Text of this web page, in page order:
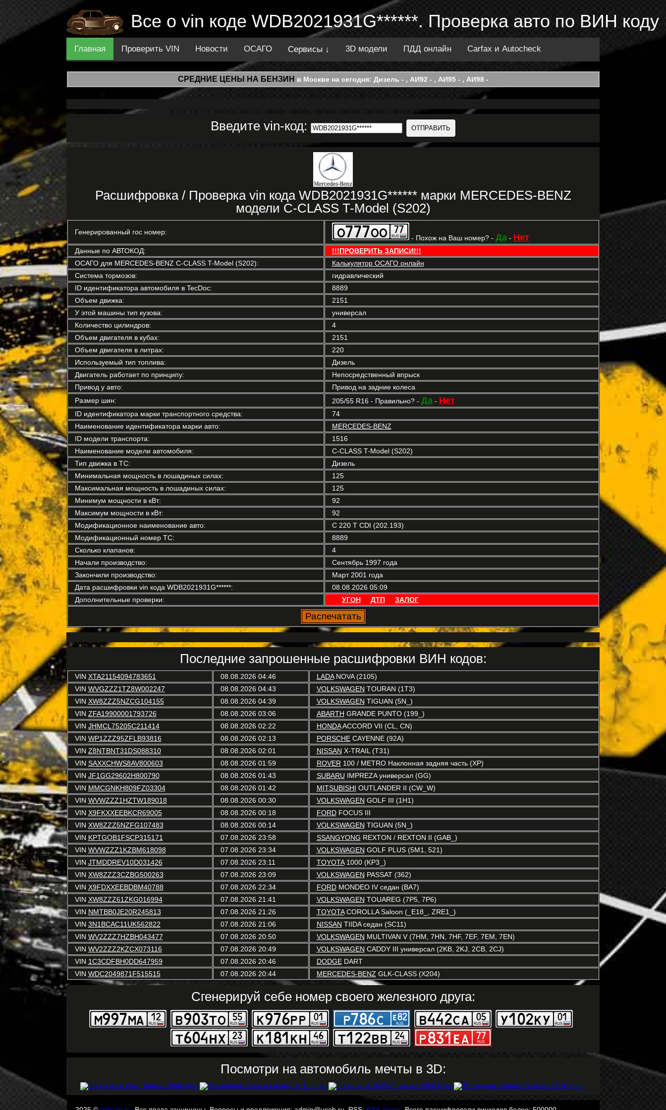
Все о vin коде WDB2021931G******. Проверка авто по ВИН коду
Главная Проверить VIN Новости ОСАГО Сервисы ↓ 3D модели ПДД онлайн Carfax и Autocheck
СРЕДНИЕ ЦЕНЫ НА БЕНЗИН в Москве на сегодня: Дизель - , АИ92 - , АИ95 - , АИ98 -
Введите vin-код:
Расшифровка / Проверка vin кода WDB2021931G****** марки MERCEDES-BENZ
модели C-CLASS T-Model (S202)
Генерированный гос номер:
- Похож на Ваш номер? - Да- Нет
Данные по АВТОКОД:
!!!ПРОВЕРИТЬ ЗАПИСИ!!!
ОСАГО для MERCEDES-BENZ C-CLASS T-Model (S202):
Калькулятор ОСАГО онлайн
Система тормозов:
гидравлический
ID идентификатора автомобиля в TecDoc:
8889
Объем движка:
2151
У этой машины тип кузова:
универсал
Количество цилиндров:
4
Объем двигателя в кубах:
2151
Объем двигателя в литрах:
220
Используемый тип топлива:
Дизель
Двигатель работает по принципу:
Непосредственный впрыск
Привод у авто:
Привод на задние колеса
Размер шин:
205/55 R16 - Правильно? - Да- Нет
ID идентификатора марки транспортного средства:
74
Наименование идентификатора марки авто:
MERCEDES-BENZ
ID модели транспорта:
1516
Наименование модели автомобиля:
C-CLASS T-Model (S202)
Тип движка в ТС:
Дизель
Минимальная мощность в лошадиных силах:
125
Максимальная мощность в лошадиных силах:
125
Минимум мощности в кВт:
92
Максимум мощности в кВт:
92
Модификационное наименование авто:
C 220 T CDI (202.193)
Модификационный номер ТС:
8889
Сколько клапанов:
4
Начали производство:
Сентябрь 1997 года
Закончили производство:
Март 2001 года
Дата расшифровки vin кода WDB2021931G******:
08.08.2026 05:09
Дополнительные проверки:
УГОН ДТП ЗАЛОГ
Последние запрошенные расшифровки ВИН кодов:
VIN XTA21154094783651 08.08.2026 04:46 LADANOVA (2105)
VIN WVGZZZ1TZ8W002247 08.08.2026 04:43 VOLKSWAGEN TOURAN (1T3)
VIN XW8ZZZ5NZCG104155 08.08.2026 04:39 VOLKSWAGEN TIGUAN (5N_)
VIN ZFA19900001793726 08.08.2026 03:06 ABARTH GRANDE PUNTO (199_)
VIN JHMCL75205C211414 08.08.2026 02:22 HONDAACCORD VII (CL, CN)
VIN WP1ZZZ95ZFLB93816 08.08.2026 02:13 PORSCHECAYENNE (92A)
VIN Z8NTBNT31DS088310 08.08.2026 02:01 NISSAN X-TRAIL (T31)
VIN SAXXCHWS8AV800603 08.08.2026 01:59 ROVER100 / METRO Наклонная задняя часть (XP)
VIN JF1GG29602H800790 08.08.2026 01:43 SUBARU IMPREZA универсал (GG)
VIN MMCGNKH809FZ03304 08.08.2026 01:42 MITSUBISHI OUTLANDER II (CW_W)
VIN WVWZZZ1HZTW189018 08.08.2026 00:30 VOLKSWAGEN GOLF III (1H1)
VIN X9FKXXEEBKCR69005 08.08.2026 00:18 FORDFOCUS III
VIN XW8ZZZ5NZFG107483 08.08.2026 00:14 VOLKSWAGEN TIGUAN (5N_)
VIN KPTGOB1FSCP315171 07.08.2026 23:58 SSANGYONG REXTON / REXTON II (GAB_)
VIN WVWZZZ1KZBM618098 07.08.2026 23:34 VOLKSWAGEN GOLF PLUS (5M1, 521)
VIN JTMDDREV10D031426 07.08.2026 23:11 TOYOTA1000 (KP3_)
VIN XW8ZZZ3CZBG500263 07.08.2026 23:09 VOLKSWAGEN PASSAT (362)
VIN X9FDXXEEBDBM40788 07.08.2026 22:34 FORDMONDEO IV седан (BA7)
VIN XW8ZZZ61ZKG016994 07.08.2026 21:41 VOLKSWAGEN TOUAREG (7P5, 7P6)
VIN NMTBB0JE20R245813 07.08.2026 21:26 TOYOTACOROLLA Saloon (_E18_, ZRE1_)
VIN 3N1BCAC11UK562822 07.08.2026 21:06 NISSAN TIIDA седан (SC11)
VIN WV2ZZZ7HZBH043477 07.08.2026 20:50 VOLKSWAGEN MULTIVAN V (7HM, 7HN, 7HF, 7EF, 7EM, 7EN)
VIN WV2ZZZ2KZCX073116 07.08.2026 20:49 VOLKSWAGEN CADDY III универсал (2KB, 2KJ, 2CB, 2CJ)
VIN 1C3CDFBH0DD647959 07.08.2026 20:46 DODGEDART
VIN WDC2049871F515515 07.08.2026 20:44 MERCEDES-BENZGLK-CLASS (X204)
Сгенерируй себе номер своего железного друга:
Посмотри на автомобиль мечты в 3D: